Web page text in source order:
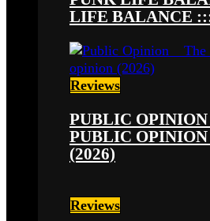
LIFE BALANCE
Reviews
PUBLIC OPINION
PUBLIC
(2026)
Reviews